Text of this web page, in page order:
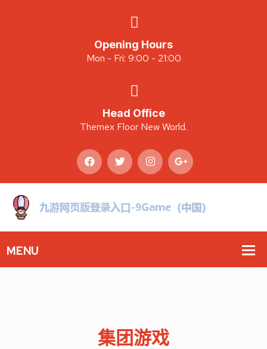
Opening Hours
Mon - Fri: 9:00 - 21:00
Head Office
Themex Floor New World.
集团游戏